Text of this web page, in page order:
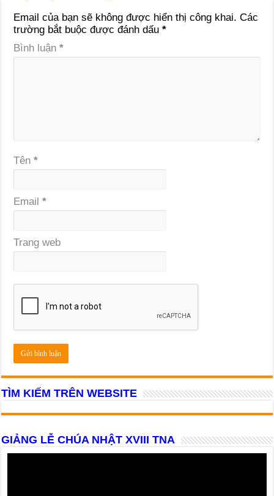
Email của bạn sẽ không được hiển thị công khai. Các
trường bắt buộc được đánh dấu*
Bình luận*
Tên*
Email*
Trang web
TÌM KIẾM TRÊN WEBSITE
GIẢNG LỄ CHÚA NHẬT XVIII TNA